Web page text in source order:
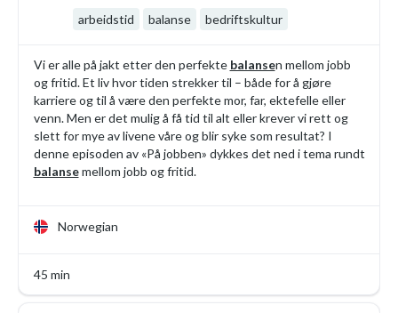
arbeidstid balanse bedriftskultur
Vi er alle på jakt etter den perfekte balansen mellom jobb
og fritid. Et liv hvor tiden strekker til – både for å gjøre
karriere og til å være den perfekte mor, far, ektefelle eller
venn. Men er det mulig å få tid til alt eller krever vi rett og
slett for mye av livene våre og blir syke som resultat? I
denne episoden av «På jobben» dykkes det ned i tema rundt
balansemellom jobb og fritid.
Norwegian
45 min